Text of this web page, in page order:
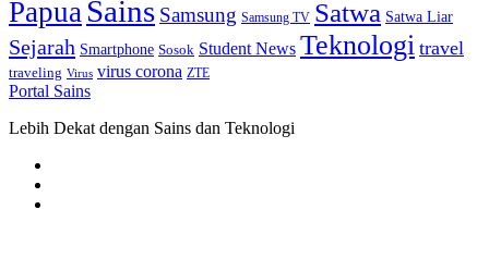
Papua Sains Samsung Samsung TV Satwa Satwa Liar
Sejarah Smartphone Sosok Student News Teknologi travel
traveling Virus virus corona ZTE
Portal Sains
Lebih Dekat dengan Sains dan Teknologi